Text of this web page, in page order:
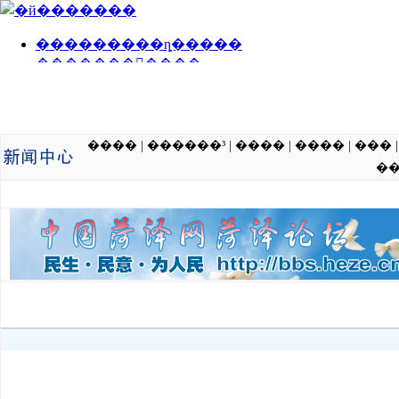
���� ������³ ���� ���� ���